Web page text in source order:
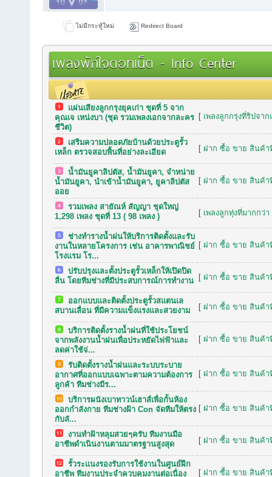
ไม่มีกระทู้ใหม่ Redirect Board
เพลงพักใจดอทเน็ต - Info Center
กระทู้เมื่อเร็วๆ นี้
แผ่นเสียงลูกกรุงยุคเก่า ชุดที่ 5 จาก
คุณเจ เหน่งบา (ชุด รวมเพลงเอกจากละคร
ชีวิต)
[ เพลงลูกกรุงที่ริปจาก
เสริมความปลอดภัยบ้านด้วยประตูรั้ว
เหล็ก ตรวจสอบพื้นที่อย่างละเอียด
[ ฝาก ซื้อ ขาย สินค้า
น้ำมันยูคาลิปตัส, น้ำมันยูคา, จำหน่าย
น้ำมันยูคา, นำเข้าน้ำมันยูคา, ยูคาลิปตัส
ออย
[ ฝาก ซื้อ ขาย สินค้า
รวมเพลง สายัณห์ สัญญา ชุดใหญ่
1,298 เพลง ชุดที่ 13 ( 98 เพลง )
[ เพลงลูกทุ่งที่มากกว่า
ช่างทำรางน้ำฝนให้บริการติดตั้งและรับ
งานในหลายโครงการ เช่น อาคารพาณิชย์
โรงแรม โร...
[ ฝาก ซื้อ ขาย สินค้า
ปรับปรุงและตั้งประตูรั้วเหล็กให้เปิดปิด
ลื่น โดยทีมช่างที่มีประสบการณ์การทำงาน
[ ฝาก ซื้อ ขาย สินค้า
ออกแบบและติดตั้งประตูรั้วสแตนเล
สบานเลื่อน ที่มีความแข็งแรงและสวยงาม
[ ฝาก ซื้อ ขาย สินค้า
บริการติดตั้งรางน้ำฝนที่ใช้ประโยชน์
จากพลังงานน้ำฝนเพื่อประหยัดไฟฟ้าและ
ลดค่าใช้จ่...
[ ฝาก ซื้อ ขาย สินค้า
รับติดตั้งรางน้ำฝนและระบบระบาย
อากาศที่ออกแบบเฉพาะตามความต้องการ
ลูกค้า ทีมช่างมีร...
[ ฝาก ซื้อ ขาย สินค้า
บริการผนังเบาทาวน์เฮาส์เพื่อกั้นห้อง
ออกกำลังกาย ทีมช่างฝ้า Con จัดทีมให้ตรง
กับลั...
[ ฝาก ซื้อ ขาย สินค้า
งานทำฝ้าหลุมสวยๆครับ ทีมงานมือ
อาชีพดำเนินงานตามมาตรฐานสูงสุด
[ ฝาก ซื้อ ขาย สินค้า
รั้วระแนงรองรับการใช้งานในศูนย์ฝึก
อาชีพ ทีมงานประจำควบคุมงานต่อเนื่อง
[ ฝาก ซื้อ ขาย สินค้า